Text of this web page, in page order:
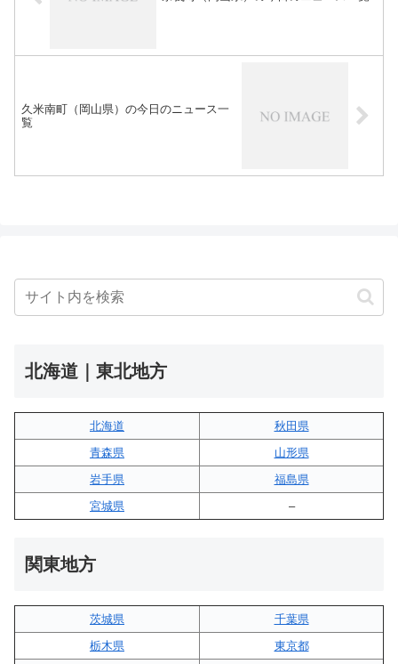
久米南町（岡山県）の今日のニュース一
覧
北海道｜東北地方
北海道
秋田県
青森県
山形県
岩手県
福島県
宮城県
–
関東地方
茨城県
千葉県
栃木県
東京都